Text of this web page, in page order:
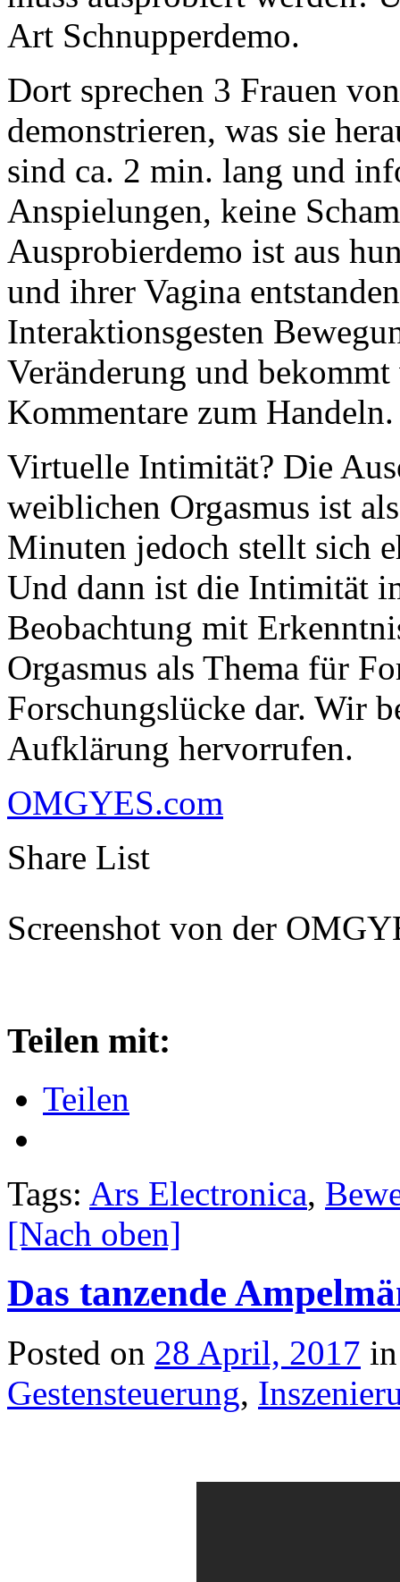
Art Schnupperdemo.
Dort sprechen 3 Frauen
demonstrieren, was sie
sind ca. 2 min. lang und
Anspielungen, keine
Ausprobierdemo ist aus
und ihrer Vagina
Interaktionsgesten
Veränderung und
Kommentare zum
Virtuelle Intimität? Die
weiblichen Orgasmus ist
Minuten jedoch stellt sich
Und dann ist die Intimität
Beobachtung mit
Orgasmus als Thema für
Forschungslücke dar. Wir
Aufklärung hervorrufen.
OMGYES.com
Share List
Screenshot von der
Teilen mit:
Teilen
Tags: Ars Electronica,
[Nach oben]
Das tanzende
Posted on 28 April, 2017
Gestensteuerung,